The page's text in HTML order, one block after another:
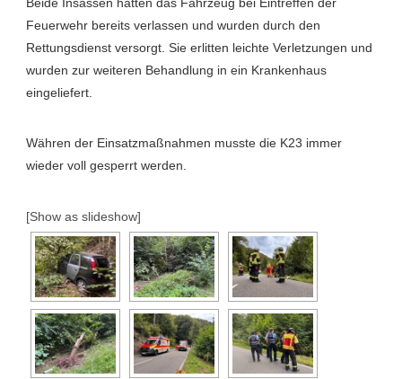
Feuerwehr bereits verlassen und wurden durch den
Rettungsdienst versorgt. Sie erlitten leichte Verletzungen und
wurden zur weiteren Behandlung in ein Krankenhaus
eingeliefert.
Währen der Einsatzmaßnahmen musste die K23 immer
wieder voll gesperrt werden.
[Show as slideshow]